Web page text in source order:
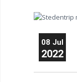
08 Jul
2022